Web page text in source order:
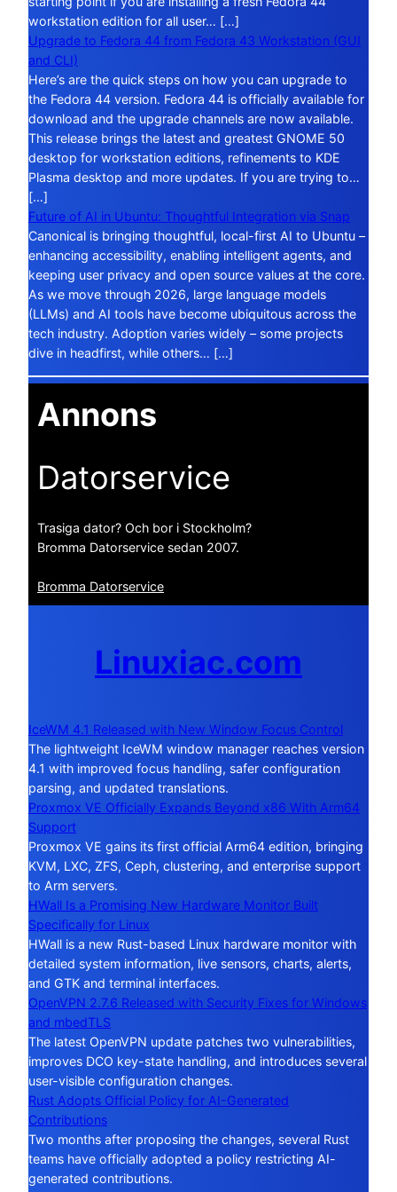
workstation edition for all user… […]
Upgrade to Fedora 44 from Fedora 43 Workstation (GUI
and CLI)
Here’s are the quick steps on how you can upgrade to
the Fedora 44 version. Fedora 44 is officially available for
download and the upgrade channels are now available.
This release brings the latest and greatest GNOME 50
desktop for workstation editions, refinements to KDE
Plasma desktop and more updates. If you are trying to…
[…]
Future of AI in Ubuntu: Thoughtful Integration via Snap
Canonical is bringing thoughtful, local-first AI to Ubuntu –
enhancing accessibility, enabling intelligent agents, and
keeping user privacy and open source values at the core.
As we move through 2026, large language models
(LLMs) and AI tools have become ubiquitous across the
tech industry. Adoption varies widely – some projects
dive in headfirst, while others… […]
Annons
Datorservice
Trasiga dator? Och bor i Stockholm?
Bromma Datorservice sedan 2007.
Bromma Datorservice
Linuxiac.com
IceWM 4.1 Released with New Window Focus Control
The lightweight IceWM window manager reaches version
4.1 with improved focus handling, safer configuration
parsing, and updated translations.
Proxmox VE Officially Expands Beyond x86 With Arm64
Support
Proxmox VE gains its first official Arm64 edition, bringing
KVM, LXC, ZFS, Ceph, clustering, and enterprise support
to Arm servers.
HWall Is a Promising New Hardware Monitor Built
Specifically for Linux
HWall is a new Rust-based Linux hardware monitor with
detailed system information, live sensors, charts, alerts,
and GTK and terminal interfaces.
OpenVPN 2.7.6 Released with Security Fixes for Windows
and mbedTLS
The latest OpenVPN update patches two vulnerabilities,
improves DCO key-state handling, and introduces several
user-visible configuration changes.
Rust Adopts Official Policy for AI-Generated
Contributions
Two months after proposing the changes, several Rust
teams have officially adopted a policy restricting AI-
generated contributions.